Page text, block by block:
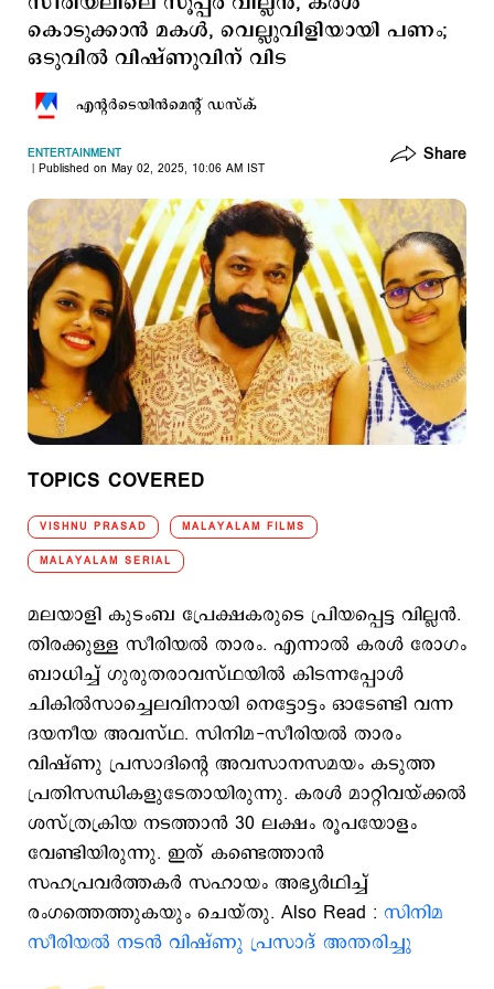
കൊടുക്കാൻ മകൾ, വെല്ലുവിളിയായി പണം;
ഒടുവില്‍ വിഷ്ണുവിന് വിട
എന്‍റര്‍ടെയിന്‍മെന്‍റ് ഡസ്ക്
ENTERTAINMENT
Published on May 02, 2025, 10:06 AM IST
Share
TOPICS COVERED
VISHNU PRASAD MALAYALAM FILMS
MALAYALAM SERIAL
മലയാളി കുടംബ പ്രേക്ഷകരുടെ പ്രിയപ്പെട്ട വില്ലന്‍.
തിരക്കുള്ള സീരിയല്‍ താരം. എന്നാല്‍ കരള്‍ രോഗം
ബാധിച്ച് ഗുരുതരാവസ്ഥയിൽ കിടന്നപ്പോള്‍
ചികില്‍സാച്ചെലവിനായി നെട്ടോട്ടം ഓടേണ്ടി വന്ന
ദയനീയ അവസ്ഥ. സിനിമ-സീരിയൽ താരം
വിഷ്ണു പ്രസാദിന്‍റെ അവസാനസമയം കടുത്ത
പ്രതിസന്ധികളുടേതായിരുന്നു. കരൾ മാറ്റിവയ്ക്കൽ
ശസ്ത്രക്രിയ നടത്താന്‍ 30 ലക്ഷം രൂപയോളം
വേണ്ടിയിരുന്നു. ഇത് കണ്ടെത്താന്‍
സഹപ്രവര്‍ത്തകര്‍ സഹായം അഭ്യര്‍ഥിച്ച്
രംഗത്തെത്തുകയും ചെയ്തു. Also Read : സിനിമ
സീരിയൽ നടൻ വിഷ്ണു പ്രസാദ് അന്തരിച്ചു